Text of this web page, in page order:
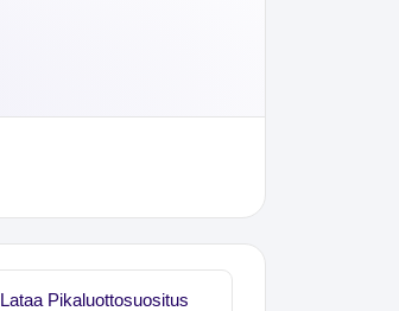
Lataa Pikaluottosuositus